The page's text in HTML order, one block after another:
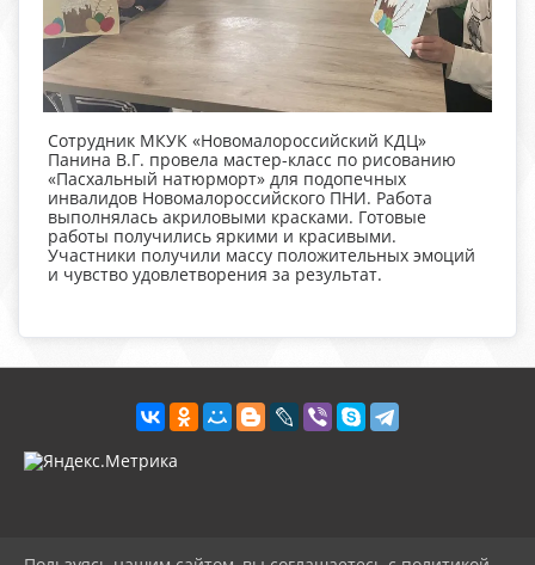
Сотрудник МКУК «Новомалороссийский КДЦ»
Панина В.Г. провела мастер-класс по рисованию
«Пасхальный натюрморт» для подопечных
инвалидов Новомалороссийского ПНИ. Работа
выполнялась акриловыми красками. Готовые
работы получились яркими и красивыми.
Участники получили массу положительных эмоций
и чувство удовлетворения за результат.